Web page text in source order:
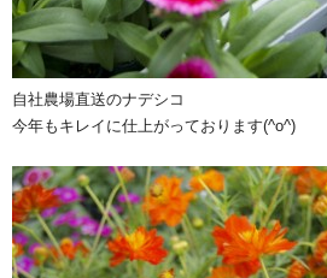
自社農場直送のナデシコ
今年もキレイに仕上がっております(^o^)ゞ